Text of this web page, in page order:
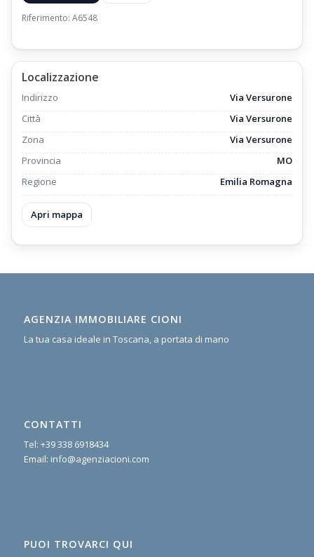
Riferimento: A6548
Localizzazione
Indirizzo
Via Versurone
Città
Via Versurone
Zona
Via Versurone
Provincia
MO
Regione
Emilia Romagna
Apri mappa
AGENZIA IMMOBILIARE CIONI
La tua casa ideale in Toscana, a portata di mano
CONTATTI
Tel: +39 338 6918434
Email: info@agenziacioni.com
PUOI TROVARCI QUI